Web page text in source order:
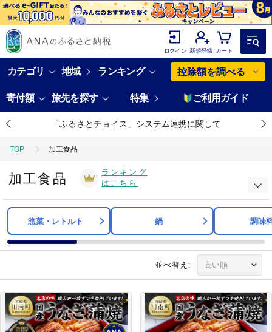
ログイン 新規登録 カート
カテゴリ 地域 ランキング 控除額を調べる
寄付額 旅先を探す 特集 ご利用ガイド
「ふるさとチョイス」システム連携に関して
TOP 加工食品
加工食品
ランキング
はこちら
惣菜・レトルト 鍋 調味
並べ替え: